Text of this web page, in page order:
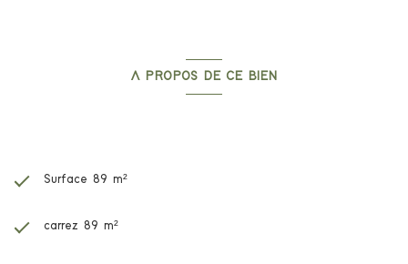
A PROPOS DE CE BIEN
Surface 89 m²
carrez 89 m²